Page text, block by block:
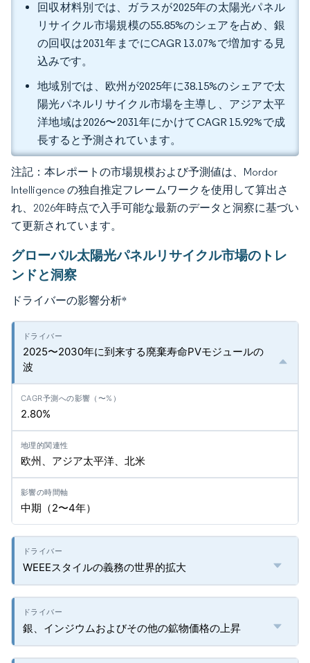
回収材料別では、ガラスが2025年の太陽光パネル
リサイクル市場規模の55.85%のシェアを占め、銀
の回収は2031年までにCAGR 13.07%で増加する見
込みです。
地域別では、欧州が2025年に38.15%のシェアで太
陽光パネルリサイクル市場を主導し、アジア太平
洋地域は2026〜2031年にかけてCAGR 15.92%で成
長すると予測されています。
注記：本レポートの市場規模および予測値は、Mordor
Intelligence の独自推定フレームワークを使用して算出さ
れ、2026年時点で入手可能な最新のデータと洞察に基づい
て更新されています。
グローバル太陽光パネルリサイクル市場のトレ
ンドと洞察
ドライバーの影響分析*
2025〜2030年に到来する廃棄寿命PVモジュールの
波
2.80%
欧州、アジア太平洋、北米
中期（2〜4年）
WEEEスタイルの義務の世界的拡大
銀、インジウムおよびその他の鉱物価格の上昇